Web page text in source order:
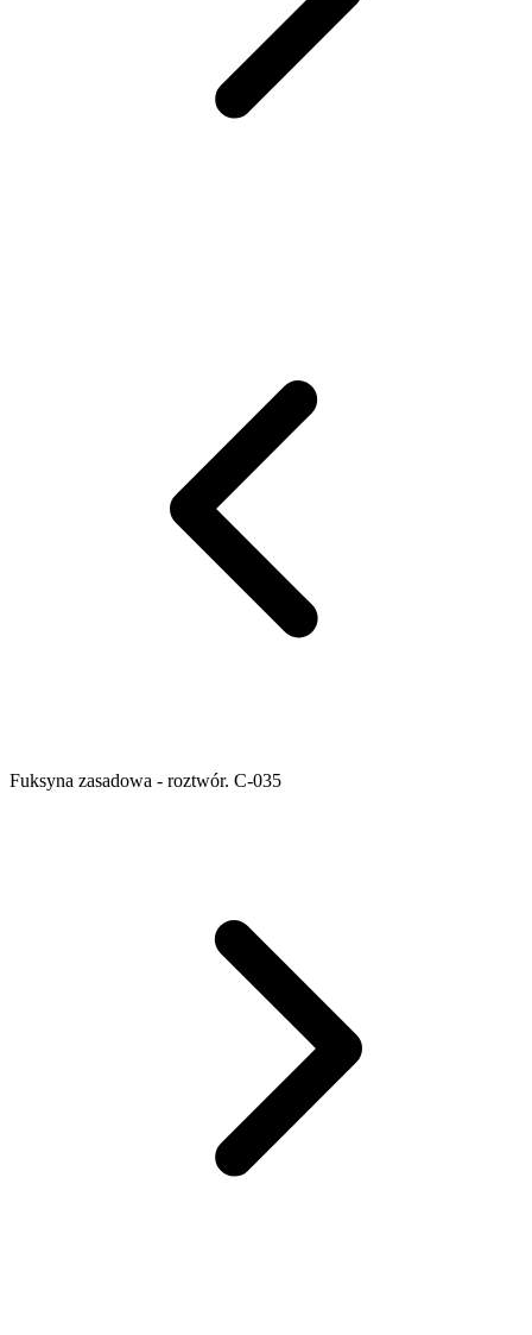
Fuksyna zasadowa - roztwór. C-035